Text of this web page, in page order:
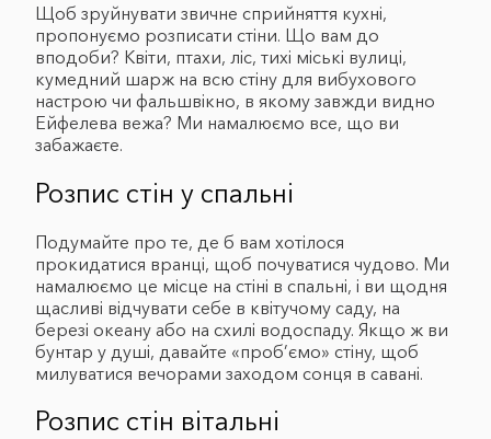
Щоб зруйнувати звичне сприйняття кухні,
пропонуємо розписати стіни. Що вам до
вподоби? Квіти, птахи, ліс, тихі міські вулиці,
кумедний шарж на всю стіну для вибухового
настрою чи фальшвікно, в якому завжди видно
Ейфелева вежа? Ми намалюємо все, що ви
забажаєте.
Розпис стін у спальні
Подумайте про те, де б вам хотілося
прокидатися вранці, щоб почуватися чудово. Ми
намалюємо це місце на стіні в спальні, і ви щодня
щасливі відчувати себе в квітучому саду, на
березі океану або на схилі водоспаду. Якщо ж ви
бунтар у душі, давайте «проб’ємо» стіну, щоб
милуватися вечорами заходом сонця в савані.
Розпис стін вітальні